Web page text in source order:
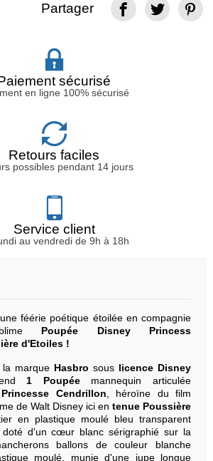
Partager
sécurisé
en ligne 100% sécurisé
Retours faciles
possibles pendant 14 jours
Service client
au vendredi de 9h à 18h
féérie poétique étoilée en compagnie
Poupée Disney Princess
d'Etoiles !
la marque Hasbro sous licence Disney
1 Poupéemannequin articulée
Princesse Cendrillon, héroïne du film
de Walt Disney ici en tenue Poussière
en plastique moulé bleu transparent
d'un cœur blanc sérigraphié sur la
ballons de couleur blanche
moulé, munie d'une jupe longue